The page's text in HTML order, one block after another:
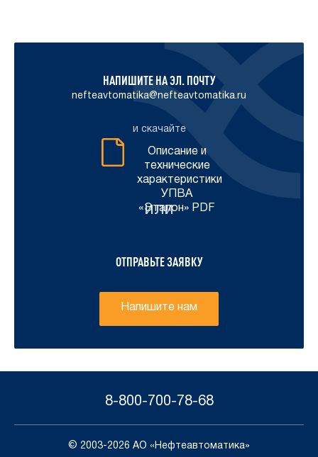
НАПИШИТЕ НА ЭЛ. ПОЧТУ
nefteavtomatika@nefteavtomatika.ru
и скачайте
Описание и
технические
характеристики
УПВА
«Эталон» PDF
или
ОТПРАВЬТЕ ЗАЯВКУ
Напишите нам
8-800-700-78-68
© 2003-2026 АО «Нефтеавтоматика»